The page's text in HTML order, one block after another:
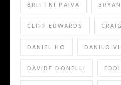
BRITTNI PAIVA
CLIFF EDWARDS
DANIEL HO DANILO
DAVIDE DONELLI